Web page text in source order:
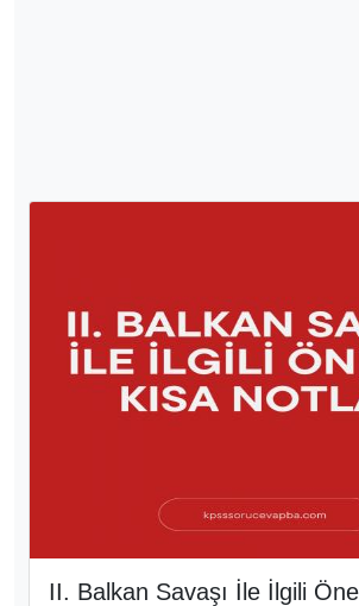
II. Balkan Savaşı İle İlgili